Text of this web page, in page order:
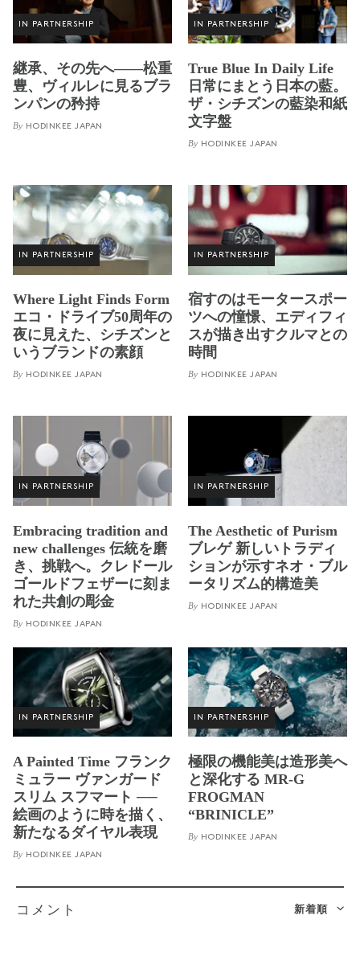
IN PARTNERSHIP
継承、その先へ——松重
豊、ヴィルレに見るブラ
ンパンの矜持
By HODINKEE JAPAN
IN PARTNERSHIP
True Blue In Daily Life
日常にまとう日本の藍。
ザ・シチズンの藍染和紙
文字盤
By HODINKEE JAPAN
IN PARTNERSHIP
Where Light Finds Form
エコ・ドライブ50周年の
夜に見えた、シチズンと
いうブランドの素顔
By HODINKEE JAPAN
IN PARTNERSHIP
宿すのはモータースポー
ツへの憧憬、エディフィ
スが描き出すクルマとの
時間
By HODINKEE JAPAN
IN PARTNERSHIP
Embracing tradition and
new challenges 伝統を磨
き、挑戦へ。クレドール
ゴールドフェザーに刻ま
れた共創の彫金
By HODINKEE JAPAN
IN PARTNERSHIP
The Aesthetic of Purism
ブレゲ 新しいトラディ
ションが示すネオ・ブル
ータリズム的構造美
By HODINKEE JAPAN
IN PARTNERSHIP
A Painted Time フランク
ミュラー ヴァンガード
スリム スフマート ──
絵画のように時を描く、
新たなるダイヤル表現
By HODINKEE JAPAN
IN PARTNERSHIP
極限の機能美は造形美へ
と深化する MR-G
FROGMAN
“BRINICLE”
By HODINKEE JAPAN
新着順
コメント